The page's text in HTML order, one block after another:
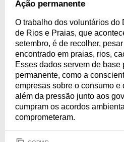
Ação permanente
O trabalho dos voluntários do
de Rios e Praias, que
setembro, é de recolher,
encontrado em praias, rios,
Esses dados servem de base
permanente, como a
empresas sobre o consumo e
além da pressão junto aos
cumpram os acordos
comprometeram.